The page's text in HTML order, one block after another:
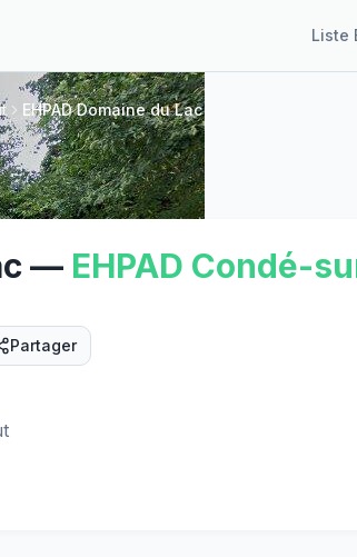
Liste
EHPAD Domaine du Lac
— EHPAD Condé-
Partager